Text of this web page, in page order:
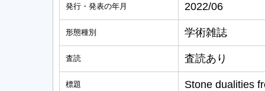
発行・発表の年月 2022/06
形態種別 学術雑誌
査読 査読あり
標題 Stone dualities